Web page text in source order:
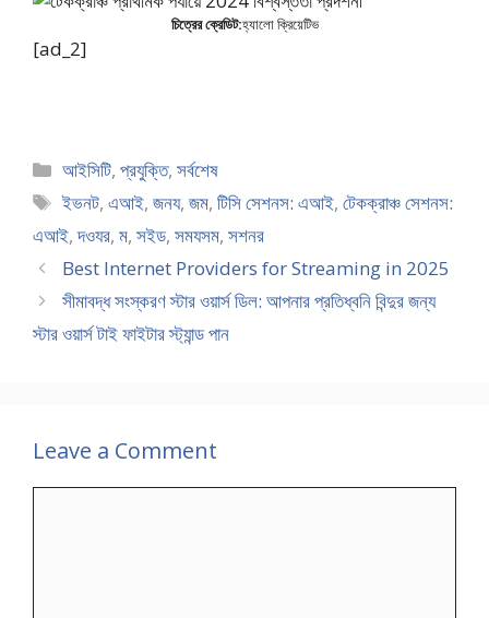
চিত্রের ক্রেডিট:হ্যালো ক্রিয়েটিভ
[ad_2]
Categories
আইসিটি,প্রযুক্তি,সর্বশেষ
Tags
ইভনট,এআই,জনয,জম,টিসি সেশনস: এআই,টেকক্রাঞ্চ সেশনস:
এআই,দওযর, ম, সইড, সমযসম, সশনর
Best Internet Providers for Streaming in 2025
সীমাবদ্ধ সংস্করণ স্টার ওয়ার্স ডিল: আপনার প্রতিধ্বনি বিন্দুর জন্য
স্টার ওয়ার্স টাই ফাইটার স্ট্যান্ড পান
Leave a Comment